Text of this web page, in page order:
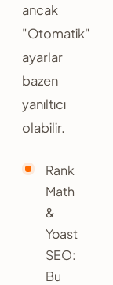
ancak
"Otomatik"
ayarlar
bazen
yanıltıcı
olabilir.
Rank
Math
&
Yoast
SEO:
Bu